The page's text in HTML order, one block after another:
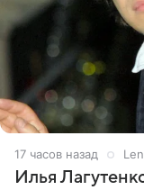
17 часов назад
Илья